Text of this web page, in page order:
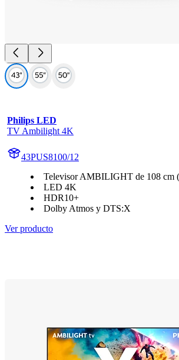
Philips LED
TV Ambilight 4K
43PUS8100/12
Televisor AMBILIGHT de 108 cm
LED 4K
HDR10+
Dolby Atmos y DTS:X
Ver producto